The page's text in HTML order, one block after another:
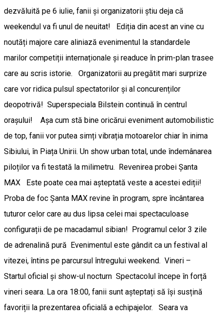
dezvăluită pe 6 iulie, fanii și organizatorii știu deja că
weekendul va fi unul de neuitat! ​Ediția din acest an vine cu
noutăți majore care aliniază evenimentul la standardele
marilor competiții internaționale și readuce în prim-plan trasee
care au scris istorie. Organizatorii au pregătit mari surprize
care vor ridica pulsul spectatorilor și al concurenților
deopotrivă! ​Superspeciala Bilstein continuă în centrul
orașului! Așa cum stă bine oricărui eveniment automobilistic
de top, fanii vor putea simți vibrația motoarelor chiar în inima
Sibiului, în Piața Unirii. Un show urban total, unde îndemânarea
piloților va fi testată la milimetru. ​Revenirea probei Șanta
MAX Este poate cea mai așteptată veste a acestei ediții!
Proba de foc Șanta MAX revine în program, spre încântarea
tuturor celor care au dus lipsa celei mai spectaculoase
configurații de pe macadamul sibian! ​Programul celor 3 zile
de adrenalină pură ​Evenimentul este gândit ca un festival al
vitezei, întins pe parcursul întregului weekend. ​Vineri –
Startul oficial și show-ul nocturn ​Spectacolul începe în forță
vineri seara. La ora 18:00, fanii sunt așteptați să își susțină
favoriții la prezentarea oficială a echipajelor. Seara va